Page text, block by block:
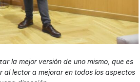
la mejor versión de uno mismo, que es
lector a mejorar en todos los aspectos